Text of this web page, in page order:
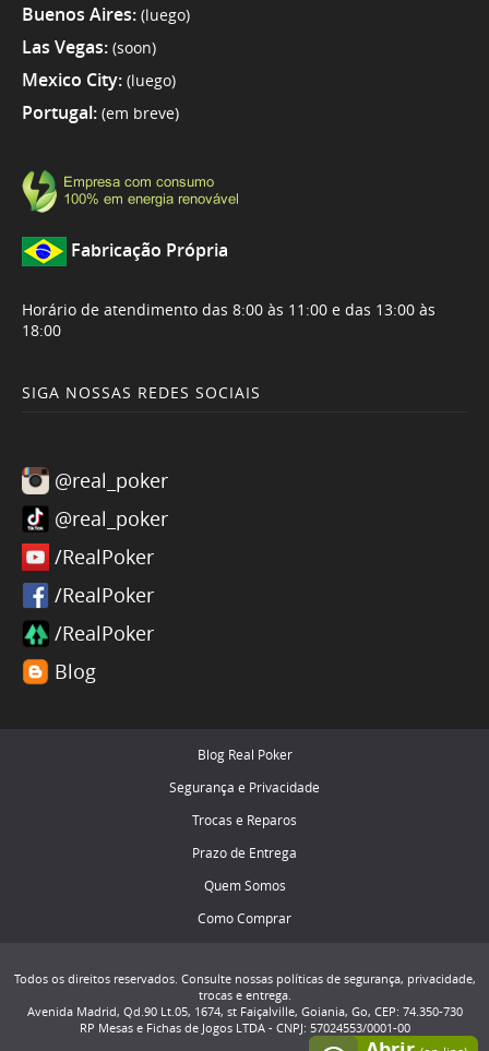
Buenos Aires: (luego)
Las Vegas: (soon)
Mexico City: (luego)
Portugal: (em breve)
Fabricação Própria
Horário de atendimento das 8:00 às 11:00 e das 13:00 às
18:00
SIGA NOSSAS REDES SOCIAIS
@real_poker
@real_poker
/RealPoker
/RealPoker
/RealPoker
Blog
Blog Real Poker
Segurança e Privacidade
Trocas e Reparos
Prazo de Entrega
Quem Somos
Como Comprar
Todos os direitos reservados. Consulte nossas políticas de segurança, privacidade,
trocas e entrega.
Avenida Madrid, Qd.90 Lt.05, 1674, st Faiçalville, Goiania, Go, CEP: 74.350-730
RP Mesas e Fichas de Jogos LTDA - CNPJ: 57024553/0001-00